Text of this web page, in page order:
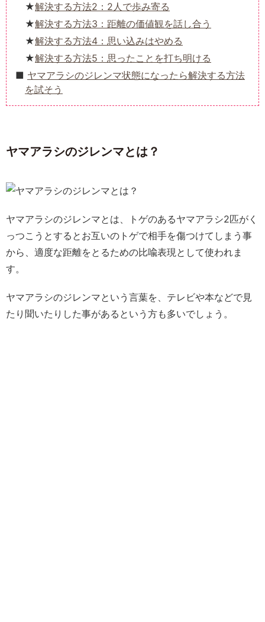
解決する方法2：2人で歩み寄る
解決する方法3：距離の価値観を話し合う
解決する方法4：思い込みはやめる
解決する方法5：思ったことを打ち明ける
ヤマアラシのジレンマ状態になったら解決する方法
を試そう
ヤマアラシのジレンマとは？
ヤマアラシのジレンマとは、トゲのあるヤマアラシ2匹がく
っつこうとするとお互いのトゲで相手を傷つけてしまう事
から、適度な距離をとるための比喩表現として使われま
す。
ヤマアラシのジレンマという言葉を、テレビや本などで見
たり聞いたりした事があるという方も多いでしょう。